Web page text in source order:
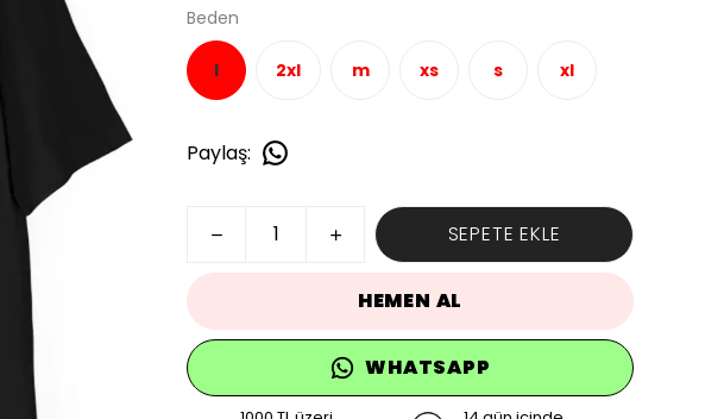
Beden
l 2xl m xs s xl
Paylaş:
SEPETE EKLE
HEMEN AL
WHATSAPP